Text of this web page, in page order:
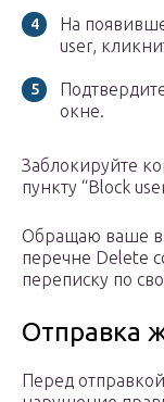
На
user,
окне.
Заблокируйте
пункту “Block
Обращаю ваше
перечне Delete
переписку по
Отправка
Перед